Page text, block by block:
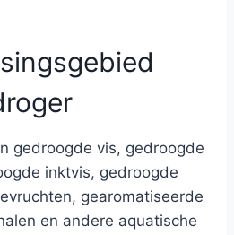
gedroogde vis, gedroogde
inktvis, gedroogde
gearomatiseerde
en andere aquatische